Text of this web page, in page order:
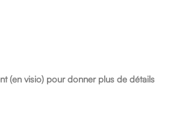
(en visio) pour donner plus de détails